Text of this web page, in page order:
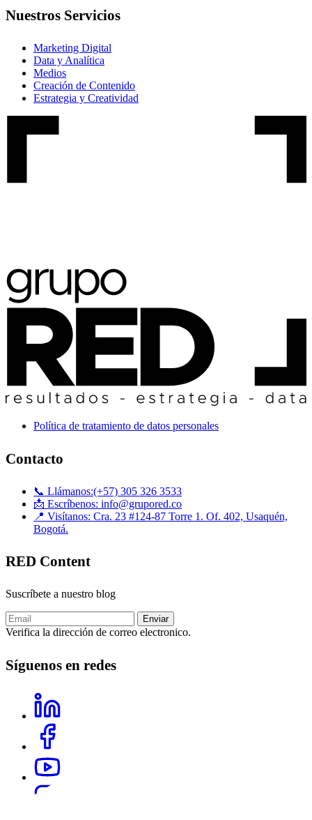
Nuestros Servicios
Marketing Digital
Data y Analítica
Medios
Creación de Contenido
Estrategia y Creatividad
Política de tratamiento de datos personales
Contacto
📞 Llámanos:(+57) 305 326 3533
📩 Escríbenos: info@grupored.co
📍 Visítanos: Cra. 23 #124-87 Torre 1. Of. 402, Usaquén,
Bogotá.
RED Content
Suscríbete a nuestro blog
Verifica la dirección de correo electronico.
Síguenos en redes